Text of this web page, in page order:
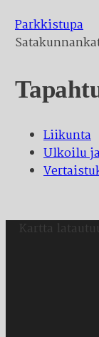
Parkkistupa
Liikunta
Ulkoilu
Kartta